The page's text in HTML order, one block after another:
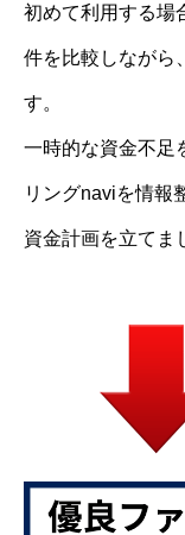
初めて利用する場
件を比較しながら
す。
一時的な資金不足
リングnaviを情報
資金計画を立てま